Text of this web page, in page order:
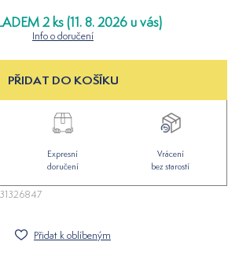
2 ks (11. 8. 2026 u vás)
Info o doručení
PŘIDAT DO KOŠÍKU
Expresní
doručení
Vrácení
bez starostí
Přidat k oblíbeným